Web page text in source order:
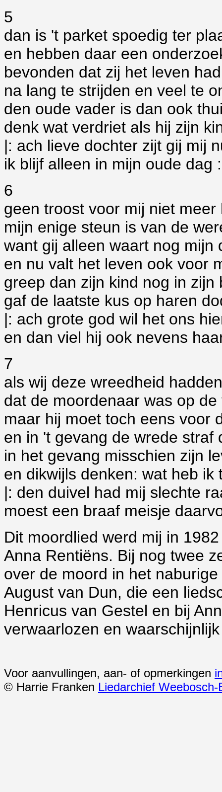
5
dan is 't parket spoedig ter
en hebben daar een
bevonden dat zij het leven
na lang te strijden en veel te
den oude vader is dan ook
denk wat verdriet als hij zijn
|: ach lieve dochter zijt gij mij
ik blijf alleen in mijn oude dag
6
geen troost voor mij niet
mijn enige steun is van de
want gij alleen waart nog mijn
en nu valt het leven ook voor
greep dan zijn kind nog in zijn
gaf de laatste kus op haren
|: ach grote god wil het ons
en dan viel hij ook nevens
7
als wij deze wreedheid
dat de moordenaar was op
maar hij moet toch eens voor
en in 't gevang de wrede straf
in het gevang misschien zijn
en dikwijls denken: wat heb ik
|: den duivel had mij slechte
moest een braaf meisje
Dit moordlied werd mij in
Anna Rentiëns. Bij nog twee
over de moord in het
August van Dun, die een
Henricus van Gestel en bij
verwaarlozen en
Voor aanvullingen, aan- of opmerkingen
© Harrie Franken Liedarchief Weebosch-